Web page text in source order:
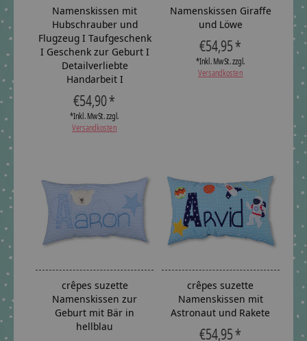
Namenskissen mit
Hubschrauber und
Flugzeug I Taufgeschenk
I Geschenk zur Geburt I
Detailverliebte
Handarbeit I
€54,90 *
*Inkl. MwSt. zzgl.
Versandkosten
Namenskissen Giraffe
und Löwe
€54,95 *
*Inkl. MwSt. zzgl.
Versandkosten
crêpes suzette
Namenskissen zur
Geburt mit Bär in
hellblau
crêpes suzette
Namenskissen mit
Astronaut und Rakete
€54,95 *